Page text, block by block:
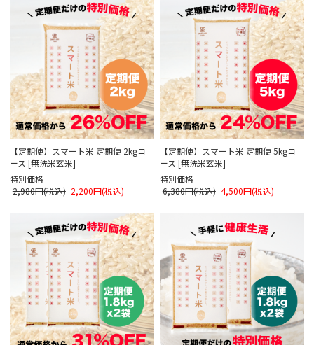
【定期便】スマート米 定期便 2kgコ
ース [無洗米玄米]
特別価格
2,980円(税込) 2,200円(税込)
【定期便】スマート米 定期便 5kgコ
ース [無洗米玄米]
特別価格
6,380円(税込) 4,500円(税込)